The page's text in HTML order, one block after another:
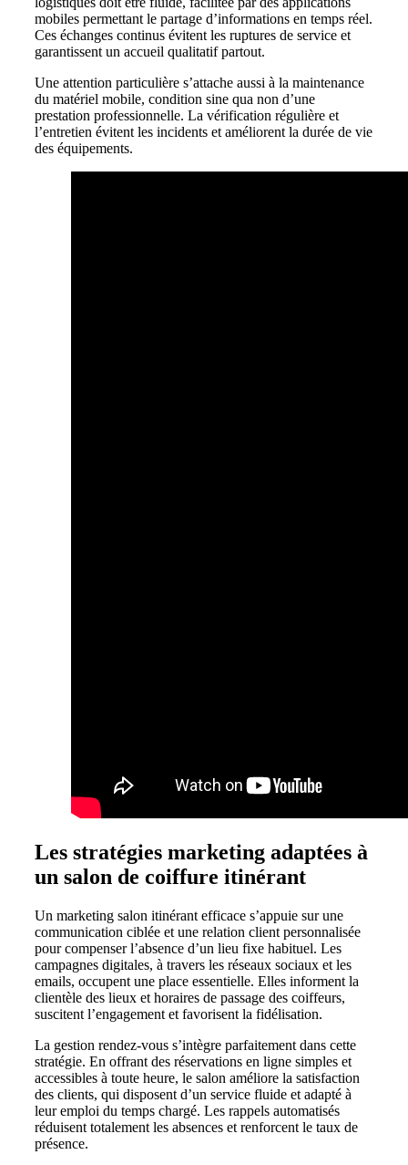
mobiles permettant le partage d’informations en temps réel.
Ces échanges continus évitent les ruptures de service et
garantissent un accueil qualitatif partout.
Une attention particulière s’attache aussi à la maintenance
du matériel mobile, condition sine qua non d’une
prestation professionnelle. La vérification régulière et
l’entretien évitent les incidents et améliorent la durée de vie
des équipements.
Les stratégies marketing adaptées à
un salon de coiffure itinérant
Un marketing salon itinérant efficace s’appuie sur une
communication ciblée et une relation client personnalisée
pour compenser l’absence d’un lieu fixe habituel. Les
campagnes digitales, à travers les réseaux sociaux et les
emails, occupent une place essentielle. Elles informent la
clientèle des lieux et horaires de passage des coiffeurs,
suscitent l’engagement et favorisent la fidélisation.
La gestion rendez-vous s’intègre parfaitement dans cette
stratégie. En offrant des réservations en ligne simples et
accessibles à toute heure, le salon améliore la satisfaction
des clients, qui disposent d’un service fluide et adapté à
leur emploi du temps chargé. Les rappels automatisés
réduisent totalement les absences et renforcent le taux de
présence.